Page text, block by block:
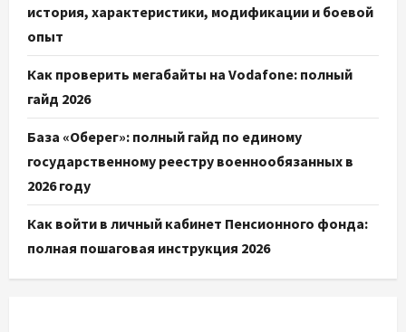
история, характеристики, модификации и боевой
опыт
Как проверить мегабайты на Vodafone: полный
гайд 2026
База «Оберег»: полный гайд по единому
государственному реестру военнообязанных в
2026 году
Как войти в личный кабинет Пенсионного фонда:
полная пошаговая инструкция 2026